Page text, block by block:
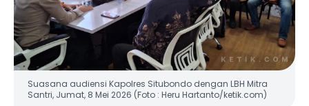
Suasana audiensi Kapolres Situbondo dengan LBH Mitra
Santri, Jumat, 8 Mei 2026 (Foto : Heru Hartanto/ketik.com)